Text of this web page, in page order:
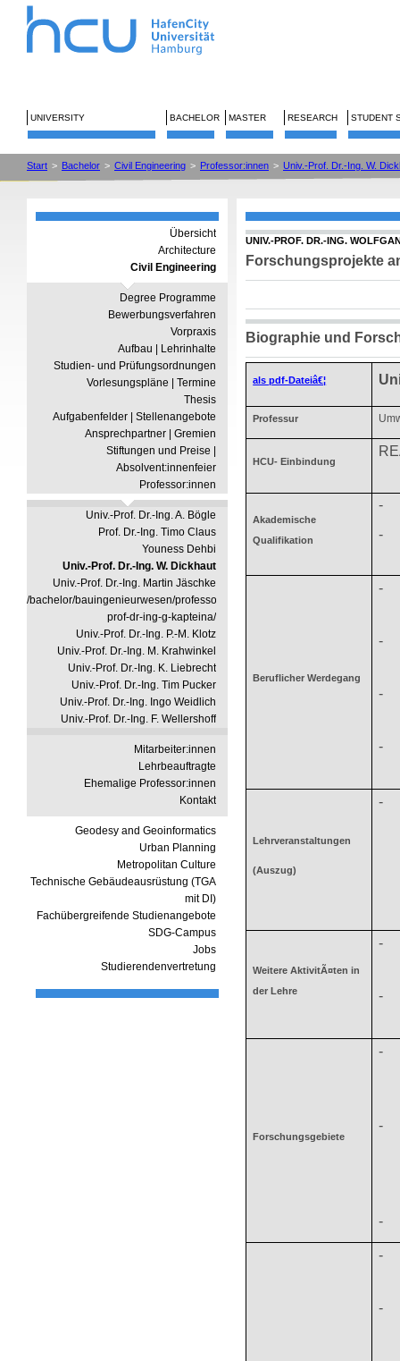
UNIVERSITY BACHELOR MASTER RESEARCH STUDENT
Start > Bachelor > Civil Engineering > Professor:innen > Univ.-Prof. Dr.-Ing. W.
Übersicht
Architecture
Civil Engineering
Degree Programme
Bewerbungsverfahren
Vorpraxis
Aufbau | Lehrinhalte
Studien- und Prüfungsordnungen
Vorlesungspläne | Termine
Thesis
Aufgabenfelder | Stellenangebote
Ansprechpartner | Gremien
Stiftungen und Preise |
Absolvent:innenfeier
Professor:innen
Univ.-Prof. Dr.-Ing. A. Bögle
Prof. Dr.-Ing. Timo Claus
Youness Dehbi
Univ.-Prof. Dr.-Ing. W. Dickhaut
Univ.-Prof. Dr.-Ing. Martin Jäschke
/bachelor/bauingenieurwesen/professorinnen/univ-
prof-dr-ing-g-kapteina/
Univ.-Prof. Dr.-Ing. P.-M. Klotz
Univ.-Prof. Dr.-Ing. M. Krahwinkel
Univ.-Prof. Dr.-Ing. K. Liebrecht
Univ.-Prof. Dr.-Ing. Tim Pucker
Univ.-Prof. Dr.-Ing. Ingo Weidlich
Univ.-Prof. Dr.-Ing. F. Wellershoff
Mitarbeiter:innen
Lehrbeauftragte
Ehemalige Professor:innen
Kontakt
Geodesy and Geoinformatics
Urban Planning
Metropolitan Culture
Technische Gebäudeausrüstung (TGA
mit DI)
Fachübergreifende Studienangebote
SDG-Campus
Jobs
Studierendenvertretung
UNIV.-PROF. DR.-ING.
Forschungsprojekte
Biographie und
als pdf-Dateiâ€¦
Professur
HCU- Einbindung
Akademische
Qualifikation
-
-
Beruflicher Werdegang
-
-
-
-
Lehrveranstaltungen
(Auszug)
-
Weitere AktivitÃ¤ten in
der Lehre
-
-
Forschungsgebiete
-
-
-
-
-